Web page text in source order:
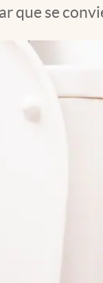
que se